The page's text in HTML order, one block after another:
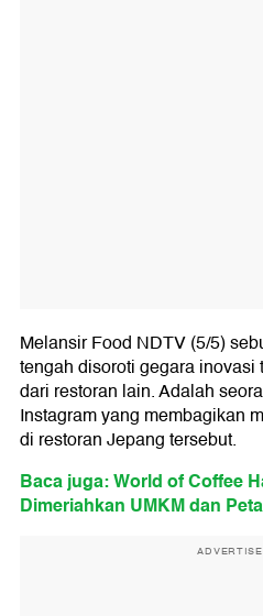
Melansir Food NDTV (5/5)
tengah disoroti gegara
dari restoran lain. Adalah
Instagram yang membagikan
di restoran Jepang tersebut.
Baca juga: World of Coffee
Dimeriahkan UMKM dan